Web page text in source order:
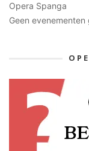
Opera Spanga
Geen evenementen